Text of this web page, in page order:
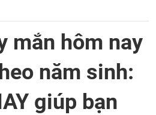
mắn hôm nay
năm sinh:
giúp bạn